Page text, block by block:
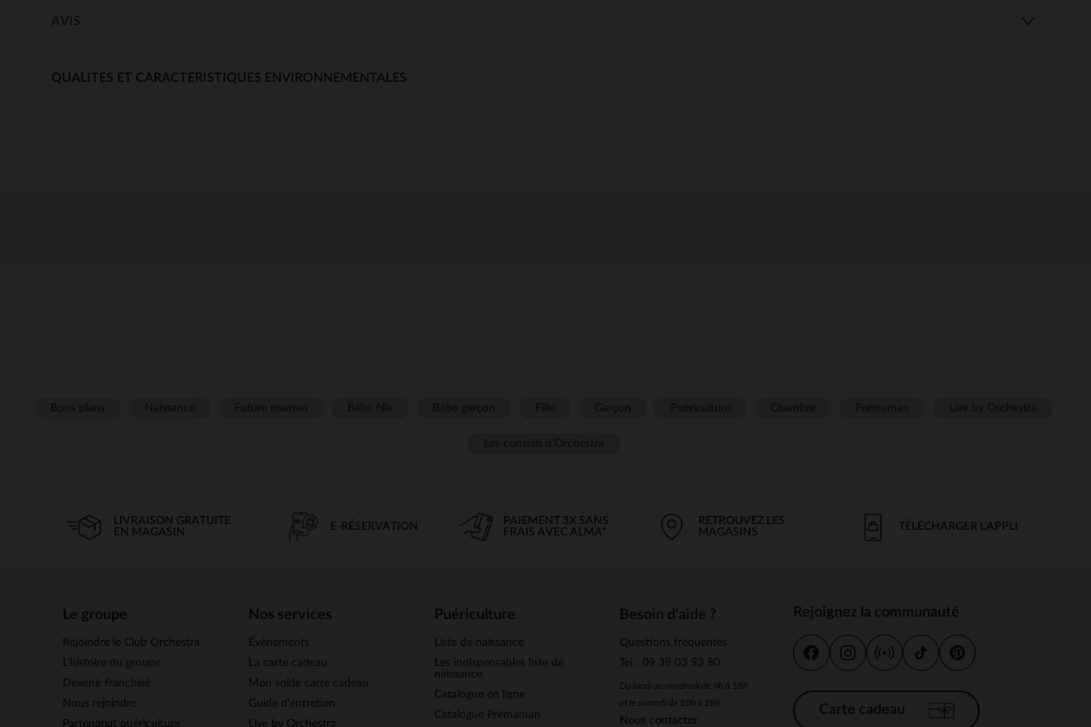
AVIS
QUALITES ET CARACTERISTIQUES ENVIRONNEMENTALES
LIVRAISON GRATUITE
EN MAGASIN
E-RÉSERVATION
PAIEMENT 3X SANS
FRAIS AVEC ALMA*
RETROUVEZ LES
MAGASINS
TÉLÉCHARGER L'APPLI
Le groupe
Rejoindre le Club Orchestra
L’histoire du groupe
Devenir franchisé
Nous rejoindre
Partenariat puériculture
Nos services
Évènements
La carte cadeau
Mon solde carte cadeau
Guide d'entretien
Live by Orchestra
Puériculture
Liste de naissance
Les indispensables liste de
naissance
Catalogue en ligne
Catalogue Prémaman
Besoin d'aide ?
Questions fréquentes
Tel : 09 39 03 93 80
Du lundi au vendredi de 9h à 18h
et le samedi de 10h à 18h
Nous contacter
Rejoignez la communauté
Carte cadeau